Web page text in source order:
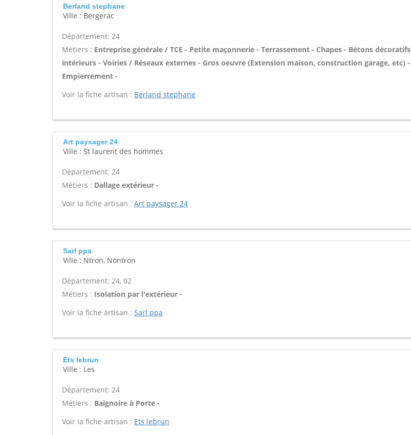
Berland stephane
Ville : Bergerac
Département: 24
Métiers : Entreprise générale / TCE - Petite maçonnerie - Terrassement - Chapes - Bétons décoratifs
intérieurs - Voiries / Réseaux externes - Gros oeuvre (Extension maison, construction garage, etc) -
Empierrement -
Voir la fiche artisan : Berland stephane
Art paysager 24
Ville : St laurent des hommes
Département: 24
Métiers : Dallage extérieur -
Voir la fiche artisan : Art paysager 24
Sarl ppa
Ville : Ntron, Nontron
Département: 24, 02
Métiers : Isolation par l'extérieur -
Voir la fiche artisan : Sarl ppa
Ets lebrun
Ville : Les
Département: 24
Métiers : Baignoire à Porte -
Voir la fiche artisan : Ets lebrun